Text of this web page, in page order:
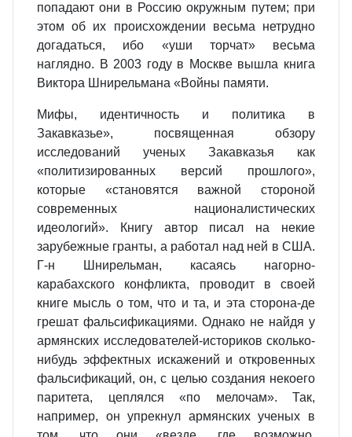
попадают они в Россию окружным путем; при
этом об их происхождении весьма нетрудно
догадаться, ибо «уши торчат» весьма
наглядно. В 2003 году в Москве вышла книга
Виктора Шнирельмана «Войны памяти.
Мифы, идентичность и политика в
Закавказье», посвященная обзору
исследований ученых Закавказья как
«политизированных версий прошлого»,
которые «становятся важной стороной
современных националистических
идеологий». Книгу автор писал на некие
зарубежные гранты, а работал над ней в США.
Г-н Шнирельман, касаясь нагорно-
карабахского конфликта, проводит в своей
книге мысль о том, что и та, и эта сторона-де
грешат фальсификациями. Однако не найдя у
армянских исследователей-историков сколько-
нибудь эффектных искажений и откровенных
фальсификаций, он, с целью создания некоего
паритета, цеплялся «по мелочам». Так,
например, он упрекнул армянских ученых в